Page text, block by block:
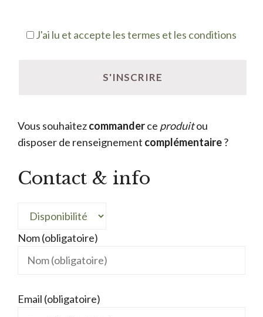
J'ai lu et accepte les termes et les conditions
Vous souhaitezcommanderce produitou
disposer de renseignement complémentaire?
Contact & info
Nom (obligatoire)
Email (obligatoire)